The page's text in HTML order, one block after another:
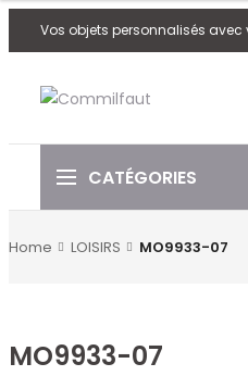
Vos objets personnalisés avec
CATÉGORIES
Home LOISIRS MO9933-07
MO9933-07